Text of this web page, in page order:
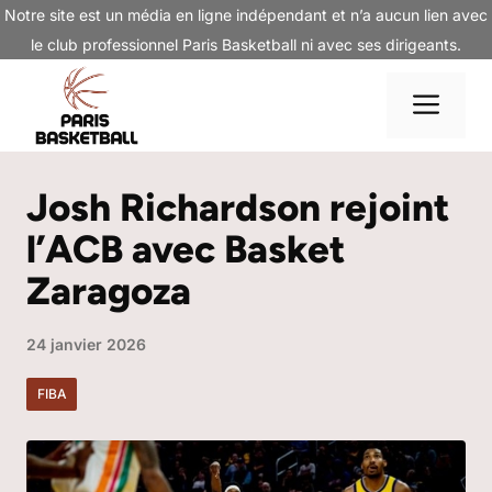
Aller
contenu
Notre site est un média en ligne indépendant et n’a aucun lien avec
le club professionnel Paris Basketball ni avec ses dirigeants.
Josh Richardson rejoint
l’ACB avec Basket
Zaragoza
24 janvier 2026
FIBA